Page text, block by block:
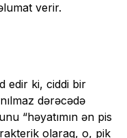
verir.
edir ki, ciddi bir
dərəcədə
“həyatımın ən pis
olaraq, o, pik